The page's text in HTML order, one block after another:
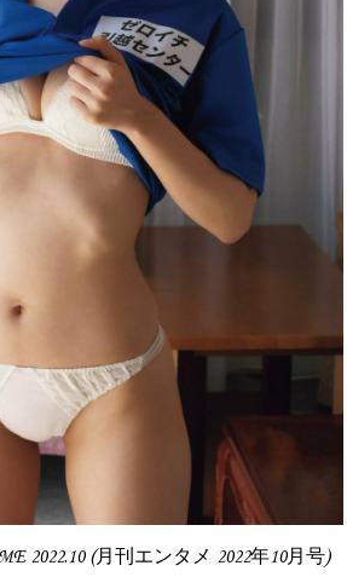
2022.10 (月刊エンタメ 2022年10月号)